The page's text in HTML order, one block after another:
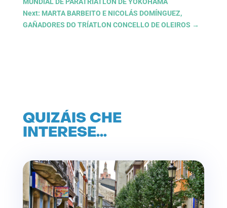
Next: MARTA BARBEITO E NICOLÁS DOMÍNGUEZ,
GAÑADORES DO TRÍATLON CONCELLO DE OLEIROS →
QUIZÁIS CHE
INTERESE…